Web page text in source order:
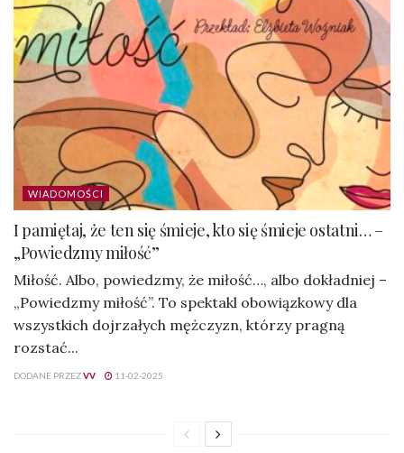
WIADOMOŚCI
I pamiętaj, że ten się śmieje, kto się śmieje ostatni… –
„Powiedzmy miłość”
Miłość. Albo, powiedzmy, że miłość…, albo dokładniej –
„Powiedzmy miłość”. To spektakl obowiązkowy dla
wszystkich dojrzałych mężczyzn, którzy pragną
rozstać...
DODANE PRZEZVV 11-02-2025